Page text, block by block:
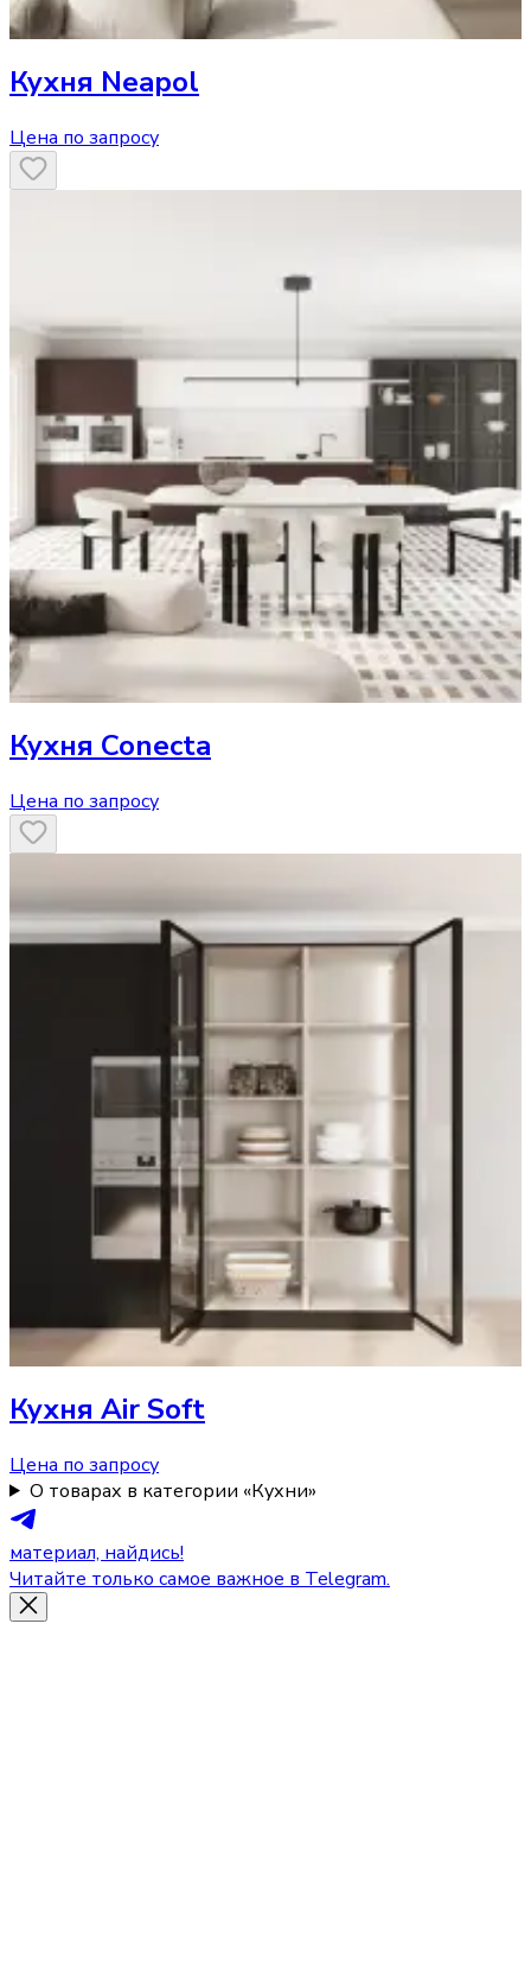
Кухня Neapol
Цена по запросу
Кухня Conecta
Цена по запросу
Кухня Air Soft
Цена по запросу
О товарах в категории «Кухни»
материал, найдись!
Читайте только самое важное в Telegram.